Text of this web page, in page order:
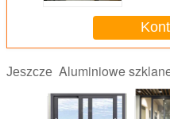
Jeszcze Aluminiowe